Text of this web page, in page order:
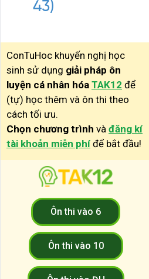
43)
ConTuHoc khuyến nghị học
sinh sử dụng giải pháp ôn
luyện cá nhân hóa TAK12 để
(tự) học thêm và ôn thi theo
cách tối ưu.
Chọn chương trình và đăng kí
tài khoản miễn phí để bắt đầu!
Ôn thi vào 6
Ôn thi vào 10